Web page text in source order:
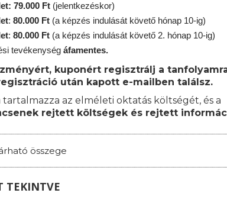
79.000 Ft (jelentkezéskor)
: 80.000 Ft (a képzés indulását követő hónap 10-ig)
: 80.000 Ft (a képzés indulását követő 2. hónap 10-ig)
tevékenység áfamentes.
kuponért regisztrálj a
után kapott e-mailben találsz.
az elméleti oktatás költségét, és a
rejtett költségek és rejtett
összege
TEKINTVE